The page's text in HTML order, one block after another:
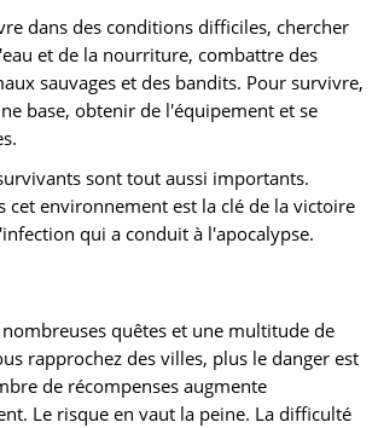
dans des conditions difficiles, chercher
et de la nourriture, combattre des
sauvages et des bandits. Pour survivre,
base, obtenir de l'équipement et se
sont tout aussi importants.
cet environnement est la clé de la victoire
qui a conduit à l'apocalypse.
quêtes et une multitude de
rapprochez des villes, plus le danger est
de récompenses augmente
Le risque en vaut la peine. La difficulté